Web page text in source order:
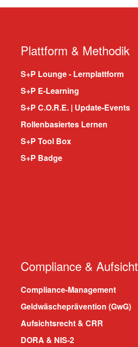
Plattform & Methodik
S+P Lounge - Lernplattform
S+P E-Learning
S+P C.O.R.E. | Update-Events
Rollenbasiertes Lernen
S+P Tool Box
S+P Badge
Compliance & Aufsicht
Compliance-Management
Geldwäscheprävention (GwG)
Aufsichtsrecht & CRR
DORA & NIS-2